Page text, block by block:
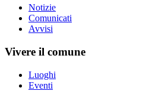
Notizie
Comunicati
Avvisi
Vivere il comune
Luoghi
Eventi